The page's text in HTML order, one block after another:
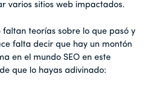
varios sitios web impactados.
faltan teorías sobre lo que pasó y
falta decir que hay un montón
en el mundo SEO en este
que lo hayas adivinado: